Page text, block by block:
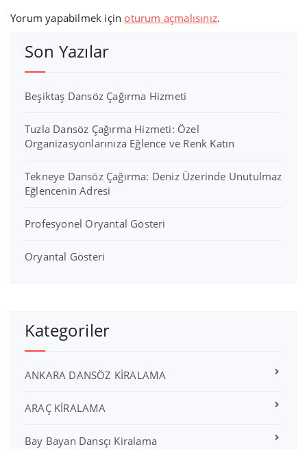
Yorum yapabilmek için oturum açmalısınız.
Son Yazılar
Beşiktaş Dansöz Çağırma Hizmeti
Tuzla Dansöz Çağırma Hizmeti: Özel
Organizasyonlarınıza Eğlence ve Renk Katın
Tekneye Dansöz Çağırma: Deniz Üzerinde Unutulmaz
Eğlencenin Adresi
Profesyonel Oryantal Gösteri
Oryantal Gösteri
Kategoriler
ANKARA DANSÖZ KİRALAMA
ARAÇ KİRALAMA
Bay Bayan Dansçı Kiralama